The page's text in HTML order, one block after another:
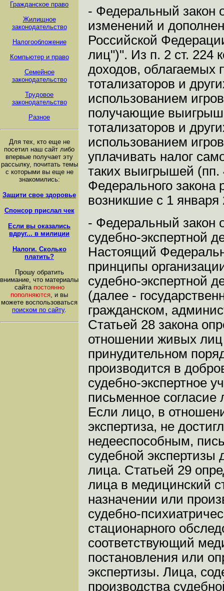
Гражданское право
Жилищное
законодательство
Налогообложение
Компьютер и право
Семейное
законодательство
Трудовое
законодательство
Разное
Для тех, кто еще не
посетил наш сайт либо
впервые получает эту
рассылку, почитать темы
с которыми вы еще не
знакомились:
Защити свое здоровье
Спонсор прислал чек
Если вы оказались
вдруг... в милиции
Налоги. Сколько
платить?
Прошу обратить
внимание, что материалы
сайта постоянно
пополняются, и вы
можете воспользоваться
поиском по сайту.
- Федеральный закон
изменений и
Российской
лиц")". Из п. 2 ст. 224
доходов, облагаемых
тотализаторов и
использованием
получающие
тотализаторов и
использованием
уплачивать налог
таких выигрышей (пп.
Федерального закона
возникшие с 1 января
- Федеральный закон
судебно-экспертной
Настоящий
принципы
судебно-экспертной
(далее -
гражданском,
Статьей 28 закона
отношении живых
принудительном
производится в
судебно-экспертное
письменное согласие
Если лицо, в
экспертиза, не
недееспособным,
судебной экспертизы
лица. Статьей 29
лица в медицинский
назначении или
судебно-
стационарного
соответствующий
постановления или
экспертизы. Лица,
производства